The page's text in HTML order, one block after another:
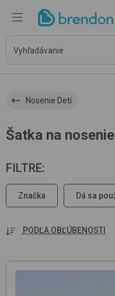
Nosenie Detí
Šatka na
FILTRE:
Značka Dá sa
PODĽA OBĽÚBENOSTI